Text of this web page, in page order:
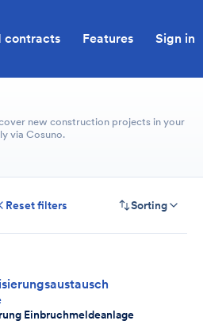
contracts Features Sign in
new construction projects in your
via Cosuno.
Reset filters Sorting
Einbruchmeldeanlage